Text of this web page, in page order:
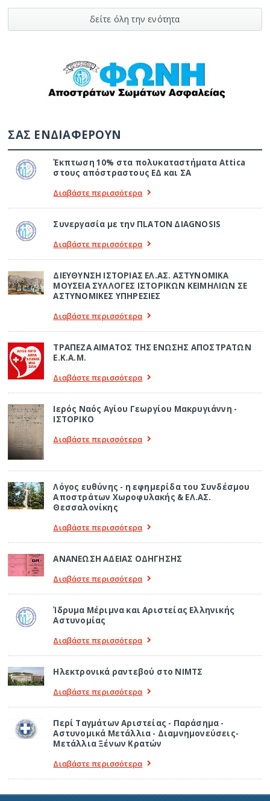
δείτε όλη την ενότητα
ΣΑΣ ΕΝΔΙΑΦΕΡΟΥΝ
Έκπτωση 10% στα πολυκαταστήματα Attica
στους απόστραστους ΕΔ και ΣΑ
Διαβάστε περισσότερα
Συνεργασία με την ΠLATON ΔIAGNOSIS
Διαβάστε περισσότερα
ΔΙΕΥΘΥΝΣΗ ΙΣΤΟΡΙΑΣ ΕΛ.ΑΣ. ΑΣΤΥΝΟΜΙΚΑ
ΜΟΥΣΕΙΑ ΣΥΛΛΟΓΕΣ ΙΣΤΟΡΙΚΩΝ ΚΕΙΜΗΛΙΩΝ ΣΕ
ΑΣΤΥΝΟΜΙΚΕΣ ΥΠΗΡΕΣΙΕΣ
Διαβάστε περισσότερα
ΤΡΑΠΕΖΑ ΑΙΜΑΤΟΣ ΤΗΣ ΕΝΩΣΗΣ ΑΠΟΣΤΡΑΤΩΝ
Ε.Κ.Α.Μ.
Διαβάστε περισσότερα
Ιερός Ναός Αγίου Γεωργίου Μακρυγιάννη -
ΙΣΤΟΡΙΚΟ
Διαβάστε περισσότερα
Λόγος ευθύνης - η εφημερίδα του Συνδέσμου
Αποστράτων Χωροφυλακής & ΕΛ.ΑΣ.
Θεσσαλονίκης
Διαβάστε περισσότερα
ΑΝΑΝΕΩΣΗ ΑΔΕΙΑΣ ΟΔΗΓΗΣΗΣ
Διαβάστε περισσότερα
Ίδρυμα Μέριμνα και Αριστείας Ελληνικής
Αστυνομίας
Διαβάστε περισσότερα
Ηλεκτρονικά ραντεβού στο ΝΙΜΤΣ
Διαβάστε περισσότερα
Περί Ταγμάτων Αριστείας - Παράσημα -
Αστυνομικά Μετάλλια - Διαμνημονεύσεις-
Μετάλλια Ξένων Κρατών
Διαβάστε περισσότερα